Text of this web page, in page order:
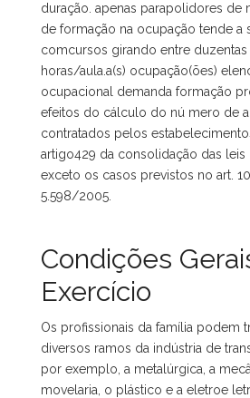
duração. apenas parapolidores de
de formação na ocupação tende a
comcursos girando entre duzentas
horas/aula.a(s) ocupação(ões)
ocupacional demanda formação
efeitos do cálculo do nú mero de
contratados pelos
artigo429 da consolidação das leis
exceto os casos previstos no art.
5.598/2005.
Condições
Exercício
Os profissionais da família podem
diversos ramos da indústria de
por exemplo, a metalúrgica, a
movelaria, o plástico e a eletroe